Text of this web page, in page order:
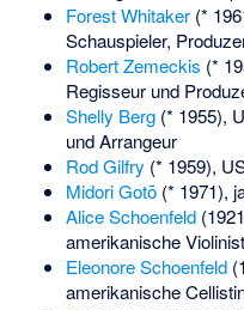
Forest Whitaker(*
Schauspieler,
Robert Zemeckis (*
Regisseur und
Shelly Berg(* 1955),
und Arrangeur
Rod Gilfry (* 1959),
Midori Gotō(* 1971),
Alice Schoenfeld
amerikanische
Eleonore Schoenfeld
amerikanische